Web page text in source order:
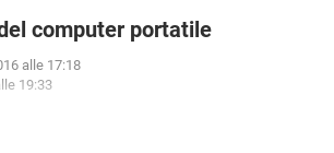
computer portatile
alle 17:18
19:33